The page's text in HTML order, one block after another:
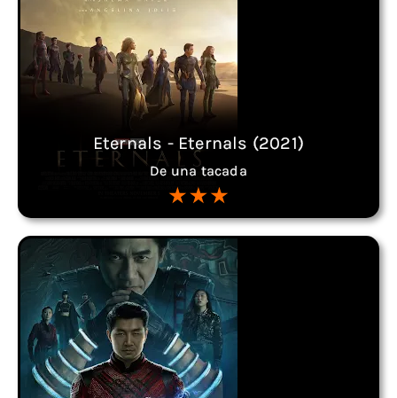
Eternals - Eternals (2021)
De una tacada